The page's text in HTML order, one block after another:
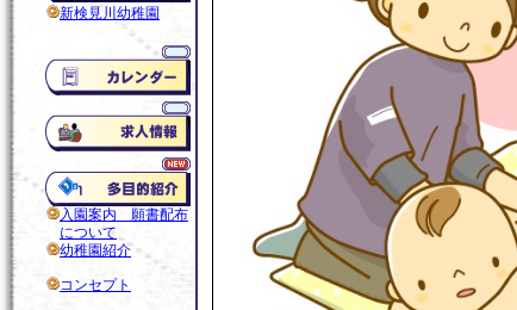
新検見川幼稚園
入園案内 願書配布
について
幼稚園紹介
コンセプト